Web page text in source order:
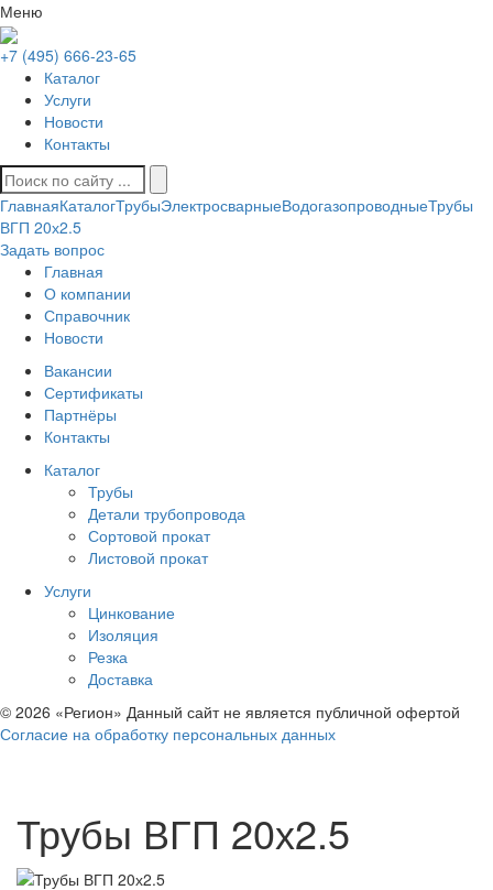
Меню
+7 (495) 666-23-65
Каталог
Услуги
Новости
Контакты
ГлавнаяКаталогТрубыЭлектросварныеВодогазопроводныеТрубы
ВГП 20х2.5
Задать вопрос
Главная
О компании
Справочник
Новости
Вакансии
Сертификаты
Партнёры
Контакты
Каталог
Трубы
Детали трубопровода
Сортовой прокат
Листовой прокат
Услуги
Цинкование
Изоляция
Резка
Доставка
© 2026 «Регион» Данный сайт не является публичной офертой
Согласие на обработку персональных данных
Трубы ВГП 20х2.5